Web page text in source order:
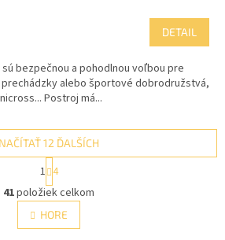
DETAIL
bezpečnou a pohodlnou voľbou pre
prechádzky alebo športové dobrodružstvá,
Postroj má...
O
v
l
á
NAČÍTAŤ 12 ĎALŠÍCH
S
t
r
á
n
k
1 4
41položiek celkom
HORE